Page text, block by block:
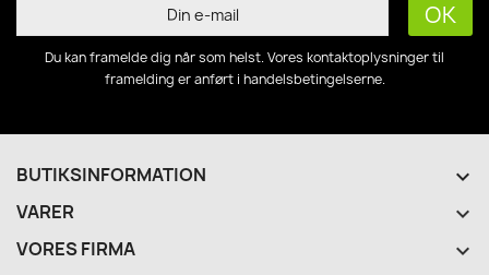
Du kan framelde dig når som helst. Vores kontaktoplysninger til
framelding er anført i handelsbetingelserne.
BUTIKSINFORMATION keyboard_arrow_down
VARER 
VORES FIRMA 